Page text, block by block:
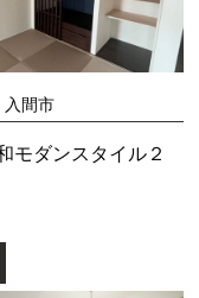
間市
モダンスタイル２